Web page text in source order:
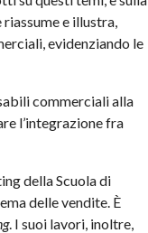
e illustra,
evidenziando le
commerciali alla
l’integrazione fra
della Scuola di
delle vendite. È
. I suoi lavori, inoltre,